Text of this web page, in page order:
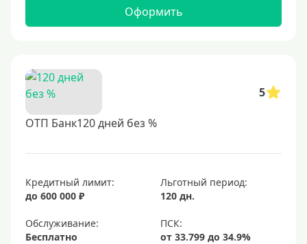
Оформить
5
ОТП Банк120 дней без %
Кредитный лимит:
до 600 000 ₽
Льготный период:
120 дн.
Обслуживание:
Бесплатно